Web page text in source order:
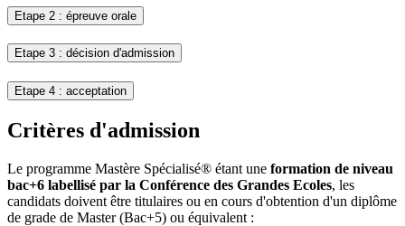
Etape 2 : épreuve orale
Etape 3 : décision d'admission
Etape 4 : acceptation
Critères d'admission
Le programme Mastère Spécialisé® étant une formation de niveau
bac+6 labellisé par la Conférence des Grandes Ecoles, les
candidats doivent être titulaires ou en cours d'obtention d'un diplôme
de grade de Master (Bac+5) ou équivalent :